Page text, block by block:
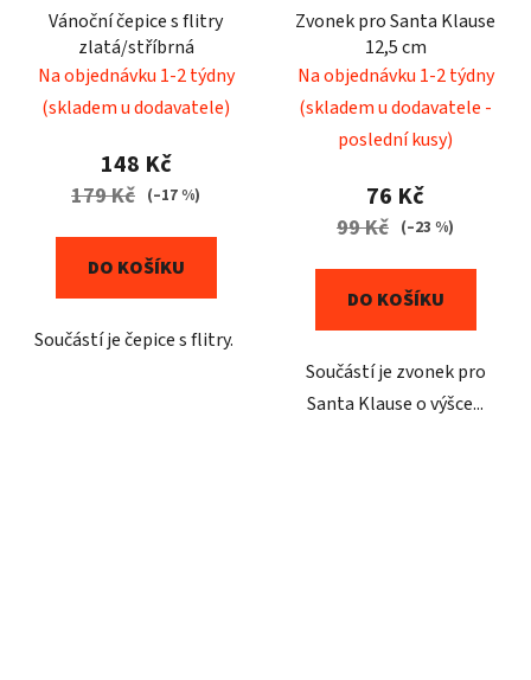
Vánoční čepice s flitry
zlatá/stříbrná
Na objednávku 1-2 týdny
(skladem u dodavatele)
148 Kč
179 Kč (–17 %)
DO KOŠÍKU
Součástí je čepice s flitry.
Zvonek pro Santa Klause
12,5 cm
Na objednávku 1-2 týdny
(skladem u dodavatele -
poslední kusy)
76 Kč
99 Kč (–23 %)
DO KOŠÍKU
Součástí je zvonek pro
Santa Klause o výšce...